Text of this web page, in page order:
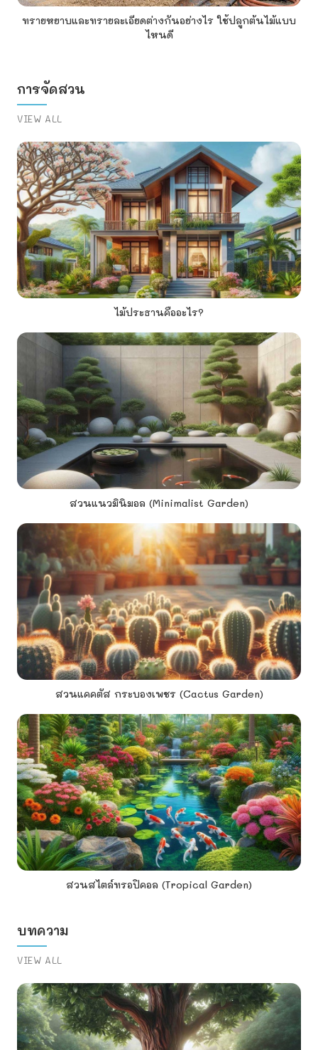
ทรายหยาบและทรายละเอียดต่างกันอย่างไร ใช้ปลูกต้นไม้แบบ
ไหนดี
การจัดสวน
VIEW ALL
ไม้ประธานคืออะไร?
สวนแนวมินิมอล (Minimalist Garden)
สวนแคคตัส กระบองเพชร (Cactus Garden)
สวนสไตล์ทรอปิคอล (Tropical Garden)
บทความ
VIEW ALL